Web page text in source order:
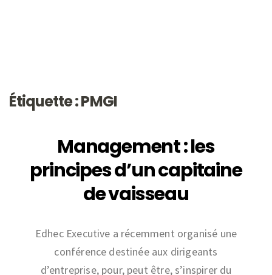
Étiquette : PMGI
Management : les
principes d’un capitaine
de vaisseau
Edhec Executive a récemment organisé une
conférence destinée aux dirigeants
d’entreprise, pour, peut être, s’inspirer du